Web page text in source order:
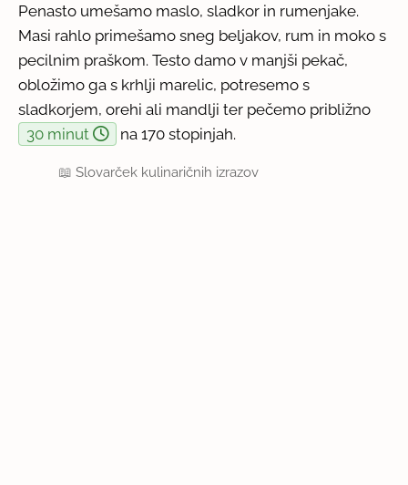
Penasto umešamo maslo, sladkor in rumenjake.
Masi rahlo primešamo sneg beljakov, rum in moko s
pecilnim praškom. Testo damo v manjši pekač,
obložimo ga s krhlji marelic, potresemo s
sladkorjem, orehi ali mandlji ter pečemo približno
30 minut
na 170 stopinjah.
📖Slovarček kulinaričnih izrazov